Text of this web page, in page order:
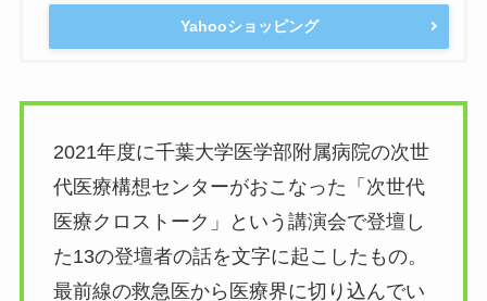
Yahooショッピング
2021年度に千葉大学医学部附属病院の次世
代医療構想センターがおこなった「次世代
医療クロストーク」という講演会で登壇し
た13の登壇者の話を文字に起こしたもの。
最前線の救急医から医療界に切り込んでい